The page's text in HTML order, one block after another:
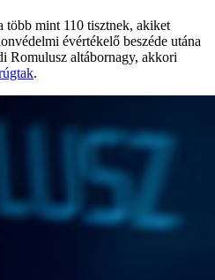
több mint 110 tisztnek, akiket
évértékelő beszéde utána
Romulusz altábornagy, akkori
.